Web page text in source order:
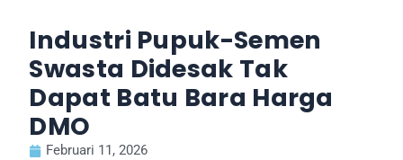
Industri Pupuk-Semen
Swasta Didesak Tak
Dapat Batu Bara Harga
DMO
Februari 11, 2026